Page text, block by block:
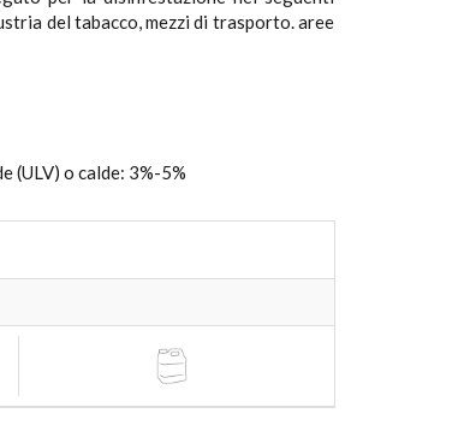
del tabacco, mezzi di trasporto. aree
(ULV) o calde: 3%-5%